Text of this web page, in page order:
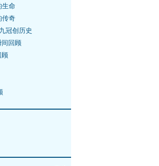
生命
传奇
冠创历史
间回顾
顾